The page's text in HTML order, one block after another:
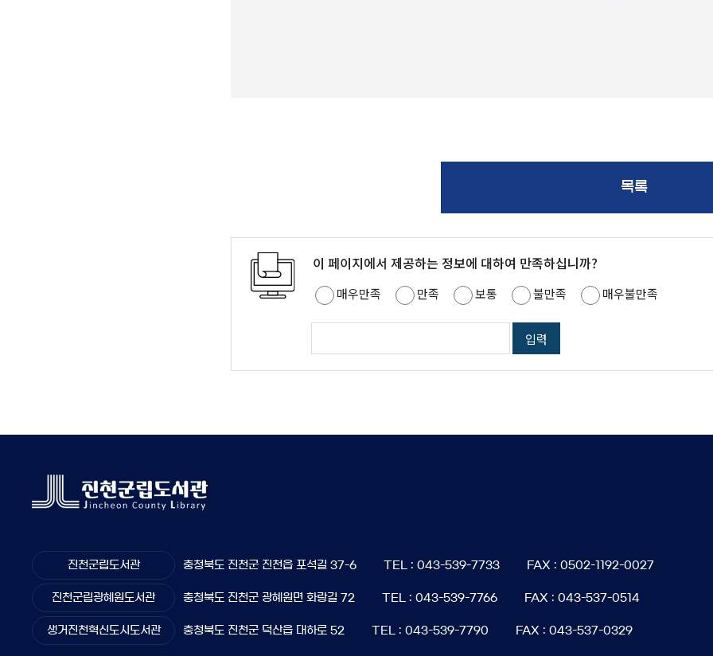
목록
이 페이지에서 제공하는 정보에 대하여 만족하십니까?
매우만족 만족 보통 불만족 매우불만족
진천군립도서관 충청북도 진천군 진천읍 포석길 37-6 TEL : 043-539-7733 FAX : 0502-1192-0027
진천군립광혜원도서관 충청북도 진천군 광혜원면 화랑길 72 TEL : 043-539-7766 FAX : 043-537-0514
생거진천혁신도시도서관 충청북도 진천군 덕산읍 대하로 52 TEL : 043-539-7790 FAX : 043-537-0329